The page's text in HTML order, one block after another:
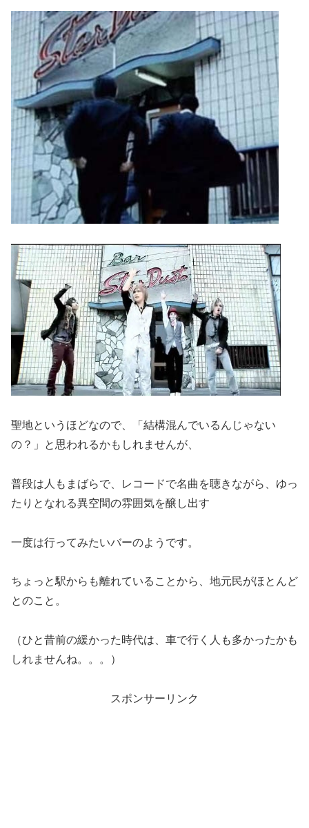
聖地というほどなので、「結構混んでいるんじゃない
の？」と思われるかもしれませんが、
普段は人もまばらで、レコードで名曲を聴きながら、ゆっ
たりとなれる異空間の雰囲気を醸し出す
一度は行ってみたいバーのようです。
ちょっと駅からも離れていることから、地元民がほとんど
とのこと。
（ひと昔前の緩かった時代は、車で行く人も多かったかも
しれませんね。。。）
スポンサーリンク